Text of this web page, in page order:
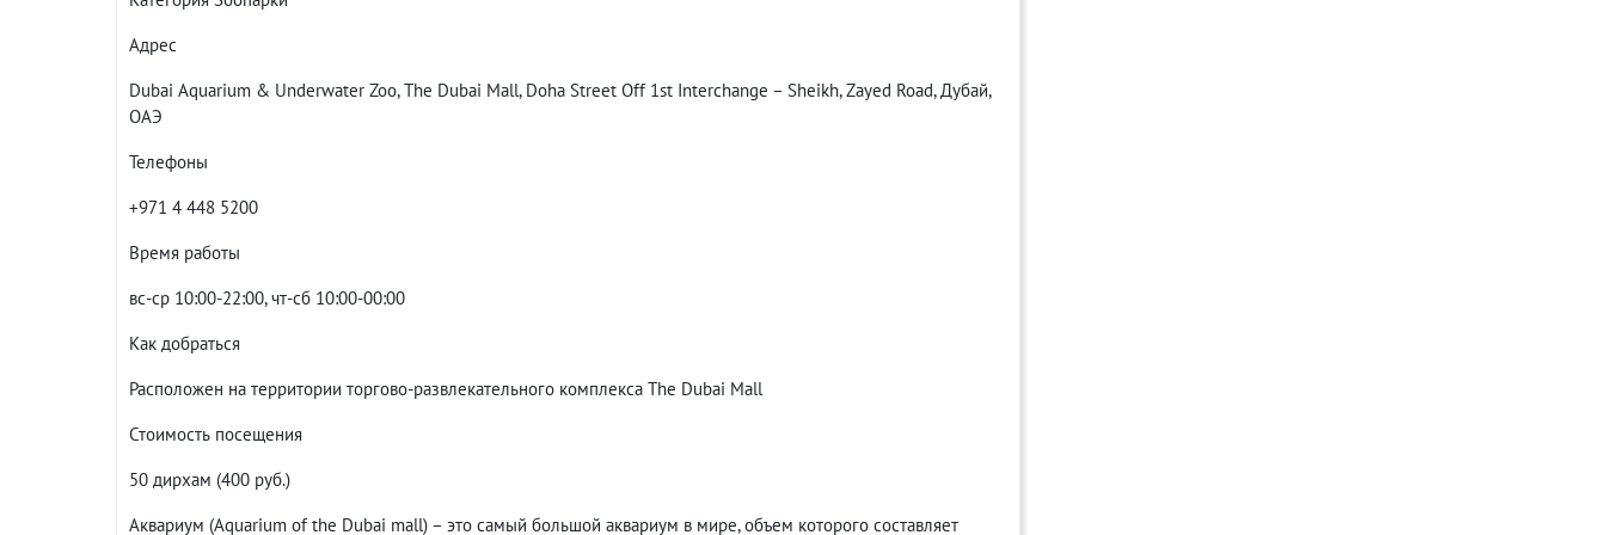
Адрес
Dubai Aquarium & Underwater Zoo, The Dubai Mall, Doha Street Off 1st Interchange – Sheikh, Zayed Road, Дубай,
ОАЭ
Телефоны
+971 4 448 5200
Время работы
вс-ср 10:00-22:00, чт-сб 10:00-00:00
Как добраться
Расположен на территории торгово-развлекательного комплекса The Dubai Mall
Стоимость посещения
50 дирхам (400 руб.)
Аквариум (Aquarium of the Dubai mall) – это самый большой аквариум в мире, объем которого составляет